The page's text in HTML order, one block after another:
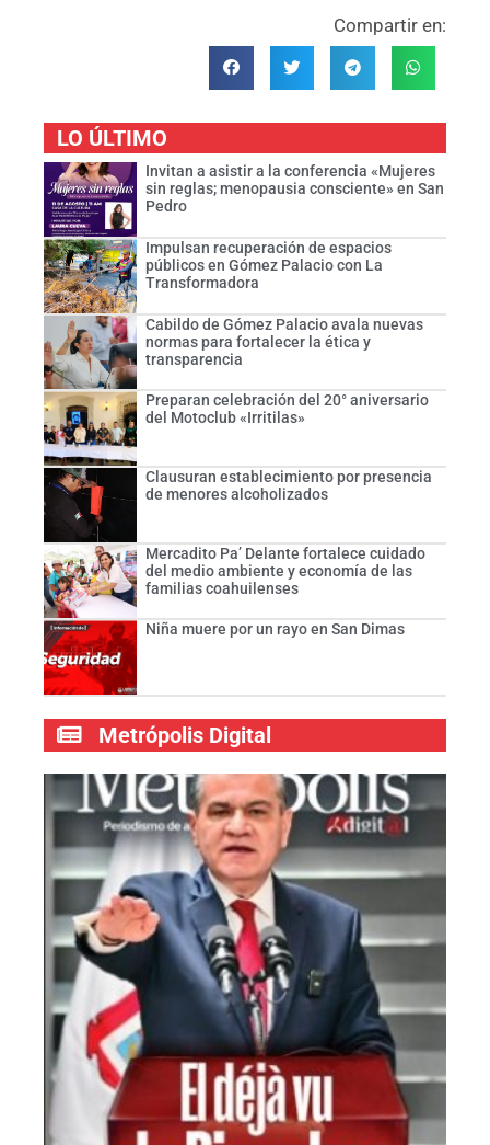
Compartir en:
LO ÚLTIMO
Invitan a asistir a la conferencia «Mujeres
sin reglas; menopausia consciente» en San
Pedro
Impulsan recuperación de espacios
públicos en Gómez Palacio con La
Transformadora
Cabildo de Gómez Palacio avala nuevas
normas para fortalecer la ética y
transparencia
Preparan celebración del 20° aniversario
del Motoclub «Irritilas»
Clausuran establecimiento por presencia
de menores alcoholizados
Mercadito Pa’ Delante fortalece cuidado
del medio ambiente y economía de las
familias coahuilenses
Niña muere por un rayo en San Dimas
Metrópolis Digital